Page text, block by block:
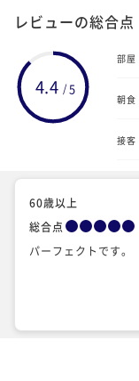
レビューの総合点
4.4 / 5
部屋
朝食
接客
60歳以上
総合点
パーフェクトです。